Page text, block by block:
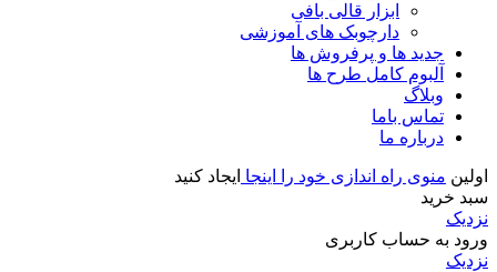
ابزار قالی بافی
دارچوبک های آموزشی
جدید ها و پرفروش ها
آلبوم کامل طرح ها
وبلاگ
تماس باما
درباره ما
اولین منوی راه اندازی خود را اینجا ایجاد کنید
سبد خرید
نزدیک
ورود به حساب کاربری
نزدیک